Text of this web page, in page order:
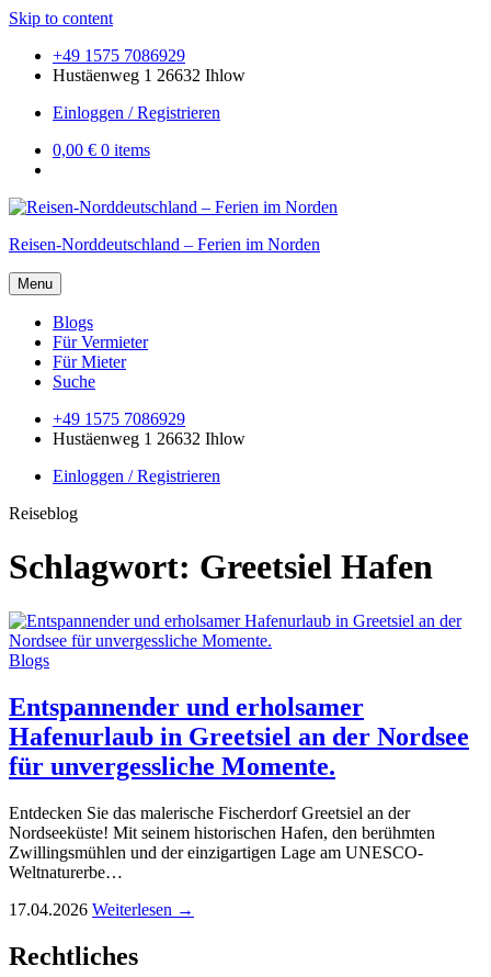
Skip to content
+49 1575 7086929
Hustäenweg 1 26632 Ihlow
Einloggen / Registrieren
0,00 € 0 items
Reisen-Norddeutschland – Ferien im Norden
Menu
Blogs
Für Vermieter
Für Mieter
Suche
+49 1575 7086929
Hustäenweg 1 26632 Ihlow
Einloggen / Registrieren
Reiseblog
Schlagwort: Greetsiel Hafen
Blogs
Entspannender und erholsamer
Hafenurlaub in Greetsiel an der Nordsee
für unvergessliche Momente.
Entdecken Sie das malerische Fischerdorf Greetsiel an der
Nordseeküste! Mit seinem historischen Hafen, den berühmten
Zwillingsmühlen und der einzigartigen Lage am UNESCO-
Weltnaturerbe…
17.04.2026 Weiterlesen →
Rechtliches